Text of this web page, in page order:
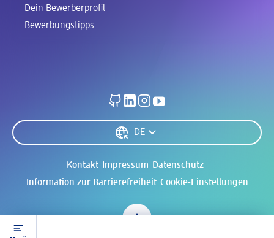
Dein Bewerberprofil
Bewerbungstipps
Spracheinstellungen
DE
Kontakt Impressum
Datenschutz
Information zur Barrierefreiheit Cookie-Einstellungen